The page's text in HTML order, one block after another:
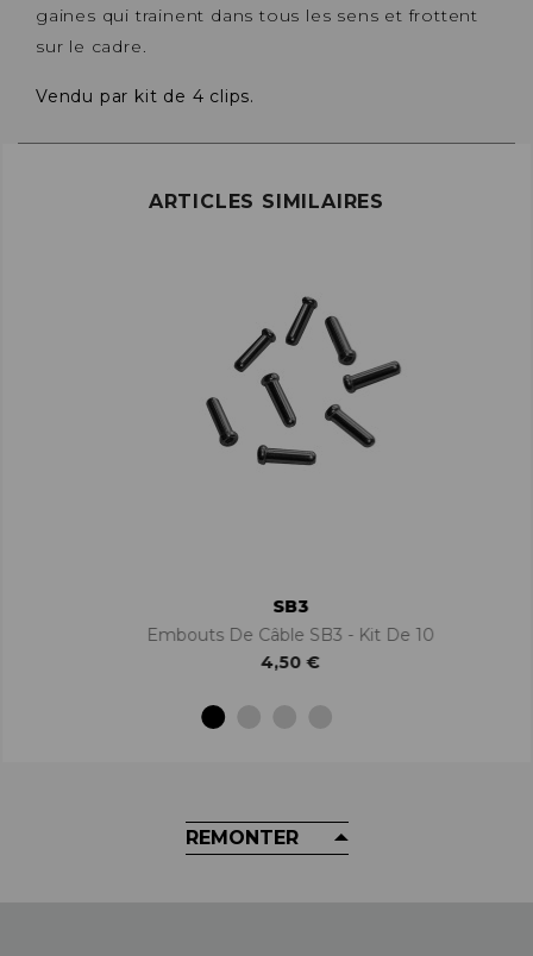
gaines qui trainent dans tous les sens et frottent
sur le cadre.
Vendu par kit de 4 clips.
ARTICLES SIMILAIRES
SB3
Embouts De Câble SB3 - Kit De 10
4,50 €
REMONTER